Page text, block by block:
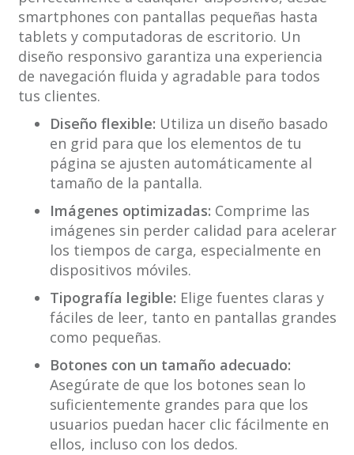
smartphones con pantallas pequeñas hasta
tablets y computadoras de escritorio. Un
diseño responsivo garantiza una experiencia
de navegación fluida y agradable para todos
tus clientes.
Diseño flexible: Utiliza un diseño basado
en grid para que los elementos de tu
página se ajusten automáticamente al
tamaño de la pantalla.
Imágenes optimizadas: Comprime las
imágenes sin perder calidad para acelerar
los tiempos de carga, especialmente en
dispositivos móviles.
Tipografía legible: Elige fuentes claras y
fáciles de leer, tanto en pantallas grandes
como pequeñas.
Botones con un tamaño adecuado:
Asegúrate de que los botones sean lo
suficientemente grandes para que los
usuarios puedan hacer clic fácilmente en
ellos, incluso con los dedos.